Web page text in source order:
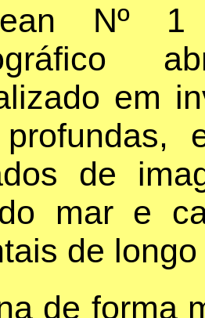
Nº
em
de
mar e
de
de forma